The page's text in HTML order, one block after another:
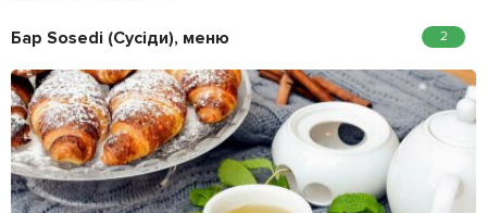
Бар Sosedi (Сусіди), меню 2